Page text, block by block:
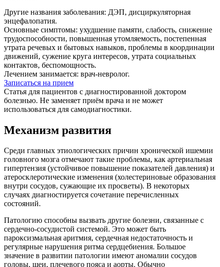
Другие названия заболевания: ДЭП, дисциркуляторная
энцефалопатия.
Основные симптомы: ухудшение памяти, слабость, снижение
трудоспособности, повышенная утомляемость, постепенная
утрата речевых и бытовых навыков, проблемы в координации
движений, сужение круга интересов, утрата социальных
контактов, беспомощность.
Лечением занимается: врач-невролог.
Записаться на прием
Статья для пациентов с диагностированной доктором
болезнью. Не заменяет приём врача и не может
использоваться для самодиагностики.
Механизм развития
Среди главных этиологических причин хронической ишемии
головного мозга отмечают такие проблемы, как артериальная
гипертензия (устойчивое повышение показателей давления) и
атеросклеротические изменения (холестериновые образования
внутри сосудов, сужающие их просветы). В некоторых
случаях диагностируется сочетание перечисленных
состояний.
Патологию способны вызвать другие болезни, связанные с
сердечно-сосудистой системой. Это может быть
пароксизмальная аритмия, сердечная недостаточность и
регулярные нарушения ритма сердцебиения. Большое
значение в развитии патологии имеют аномалии сосудов
головы, шеи, плечевого пояса и аорты. Обычно